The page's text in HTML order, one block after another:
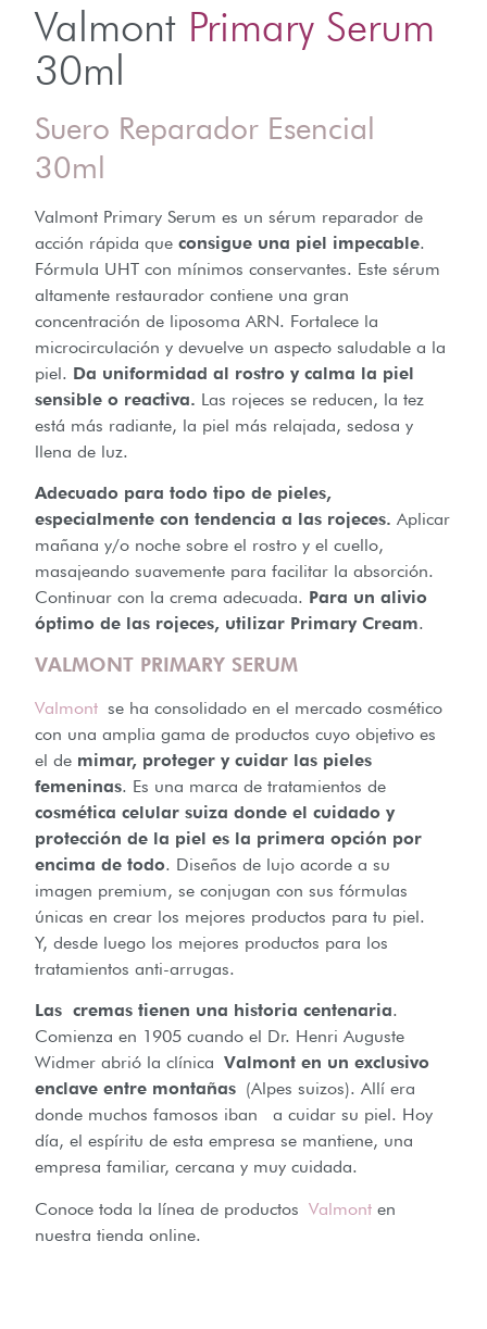
Valmont Primary Serum
30ml
Suero Reparador Esencial
30ml
Valmont Primary Serum es un sérum reparador de
acción rápida que consigue una piel impecable.
Fórmula UHT con mínimos conservantes. Este sérum
altamente restaurador contiene una gran
concentración de liposoma ARN. Fortalece la
microcirculación y devuelve un aspecto saludable a la
piel. Da uniformidad al rostro y calma la piel
sensible o reactiva. Las rojeces se reducen, la tez
está más radiante, la piel más relajada, sedosa y
llena de luz.
Adecuado para todo tipo de pieles,
especialmente con tendencia a las rojeces. Aplicar
mañana y/o noche sobre el rostro y el cuello,
masajeando suavemente para facilitar la absorción.
Continuar con la crema adecuada. Para un alivio
óptimo de las rojeces, utilizar Primary Cream.
VALMONT PRIMARY SERUM
Valmont se ha consolidado en el mercado cosmético
con una amplia gama de productos cuyo objetivo es
el de mimar, proteger y cuidar las pieles
femeninas. Es una marca de tratamientos de
cosmética celular suiza donde el cuidado y
protección de la piel es la primera opción por
encima de todo. Diseños de lujo acorde a su
imagen premium, se conjugan con sus fórmulas
únicas en crear los mejores productos para tu piel.
Y, desde luego los mejores productos para los
tratamientos anti-arrugas.
Las cremas tienen una historia centenaria.
Comienza en 1905 cuando el Dr. Henri Auguste
Widmer abrió la clínica Valmont en un exclusivo
enclave entre montañas (Alpes suizos). Allí era
donde muchos famosos iban a cuidar su piel. Hoy
día, el espíritu de esta empresa se mantiene, una
empresa familiar, cercana y muy cuidada.
Conoce toda la línea de productos Valmont en
nuestra tienda online.